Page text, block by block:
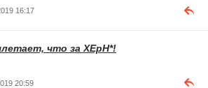
16:17
что за ХЕрН*!
20:59